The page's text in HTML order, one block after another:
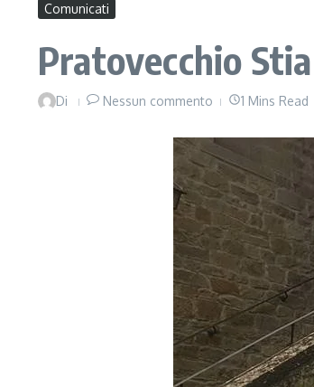
Comunicati
Pratovecchio
Di Nessun commento 1 Mins Read